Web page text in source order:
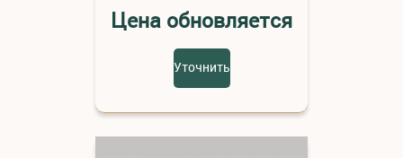
Цена обновляется
Уточнить